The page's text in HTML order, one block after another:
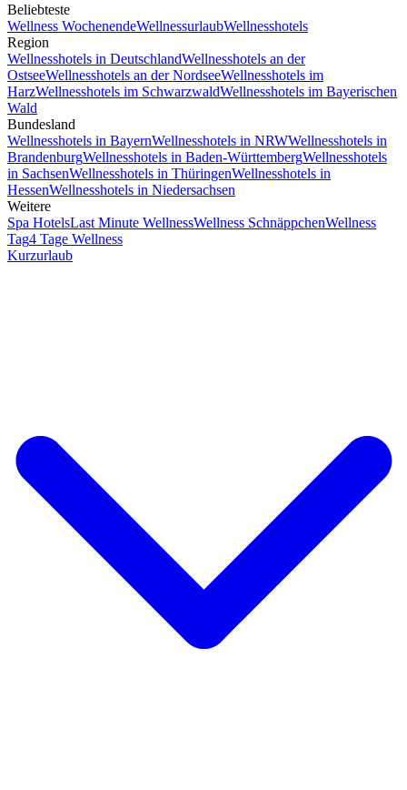
Beliebteste
Wellness WochenendeWellnessurlaubWellnesshotels
Region
Wellnesshotels in DeutschlandWellnesshotels an der
OstseeWellnesshotels an der NordseeWellnesshotels im
HarzWellnesshotels im SchwarzwaldWellnesshotels im Bayerischen
Wald
Bundesland
Wellnesshotels in BayernWellnesshotels in NRWWellnesshotels in
BrandenburgWellnesshotels in Baden-WürttembergWellnesshotels
in SachsenWellnesshotels in ThüringenWellnesshotels in
HessenWellnesshotels in Niedersachsen
Weitere
Spa HotelsLast Minute WellnessWellness SchnäppchenWellness
Tag4 Tage Wellness
Kurzurlaub